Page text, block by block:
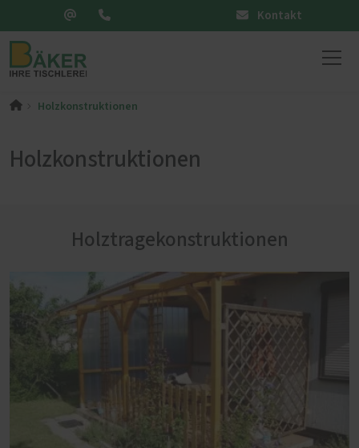
Kontakt
Holzkonstruktionen
Holzkonstruktionen
Holztragekonstruktionen